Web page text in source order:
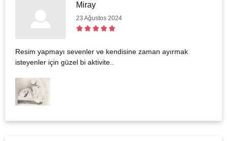
Miray
23 Ağustos 2024
Resim yapmayı sevenler ve kendisine zaman ayırmak
isteyenler için güzel bi aktivite..